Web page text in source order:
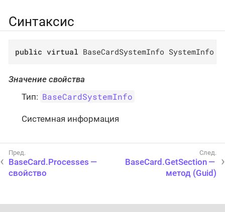
Синтаксис
public virtual BaseCardSystemInfo SystemInfo
Значение свойства
Тип: BaseCardSystemInfo
Системная информация
BaseCard.Processes —
свойство
BaseCard.GetSection —
метод (Guid)